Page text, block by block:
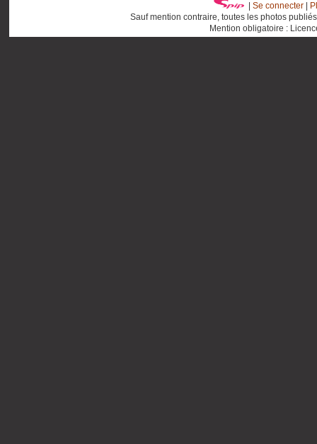
Se connecter|
Sauf mention contraire, toutes les photos
Mention obligatoire :